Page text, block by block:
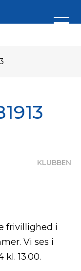
KLUBBEN
frivillighed i
Vi ses i
13.00.